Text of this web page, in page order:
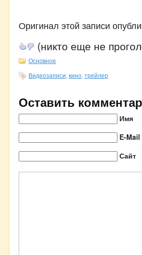
Оригинал этой записи
(никто еще не
Основное
Видеозаписи кино трейлер
Оставить
Имя
E-
Сайт